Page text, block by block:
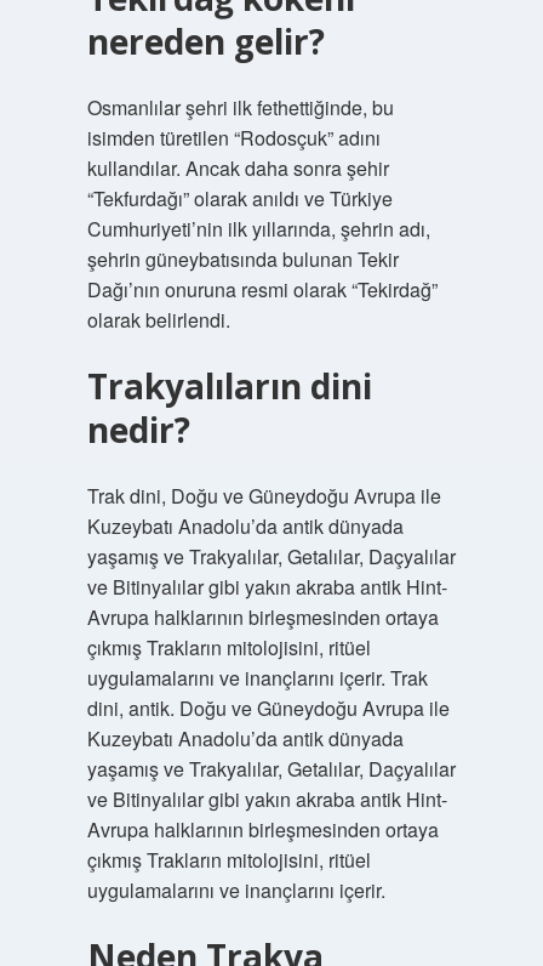
nereden gelir?
Osmanlılar şehri ilk fethettiğinde, bu
isimden türetilen “Rodosçuk” adını
kullandılar. Ancak daha sonra şehir
“Tekfurdağı” olarak anıldı ve Türkiye
Cumhuriyeti’nin ilk yıllarında, şehrin adı,
şehrin güneybatısında bulunan Tekir
Dağı’nın onuruna resmi olarak “Tekirdağ”
olarak belirlendi.
Trakyalıların dini
nedir?
Trak dini, Doğu ve Güneydoğu Avrupa ile
Kuzeybatı Anadolu’da antik dünyada
yaşamış ve Trakyalılar, Getalılar, Daçyalılar
ve Bitinyalılar gibi yakın akraba antik Hint-
Avrupa halklarının birleşmesinden ortaya
çıkmış Trakların mitolojisini, ritüel
uygulamalarını ve inançlarını içerir. Trak
dini, antik. Doğu ve Güneydoğu Avrupa ile
Kuzeybatı Anadolu’da antik dünyada
yaşamış ve Trakyalılar, Getalılar, Daçyalılar
ve Bitinyalılar gibi yakın akraba antik Hint-
Avrupa halklarının birleşmesinden ortaya
çıkmış Trakların mitolojisini, ritüel
uygulamalarını ve inançlarını içerir.
Neden Trakya